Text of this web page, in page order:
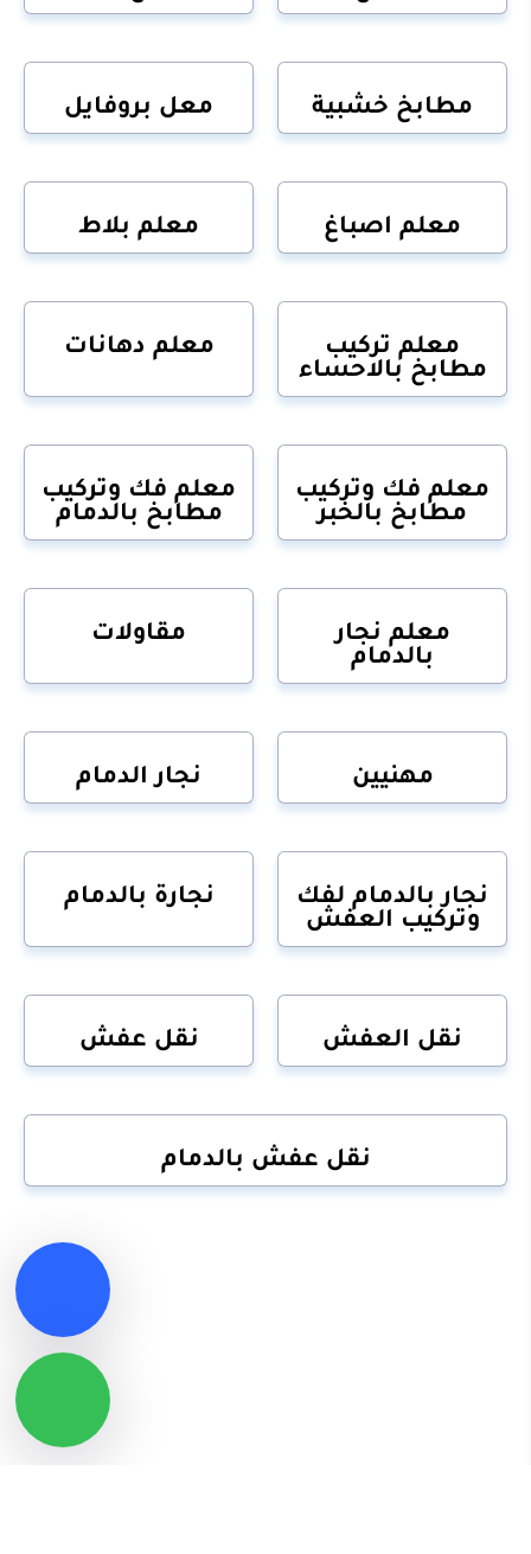
مطابخ خشبية معل بروفايل
معلم اصباغ معلم بلاط
معلم تركيب
مطابخ بالاحساء
معلم دهانات
معلم فك وتركيب
مطابخ بالخبر
معلم فك وتركيب
مطابخ بالدمام
معلم نجار
بالدمام
مقاولات
مهنيين نجار الدمام
نجار بالدمام لفك
وتركيب العفش
نجارة بالدمام
نقل العفش نقل عفش
نقل عفش بالدمام